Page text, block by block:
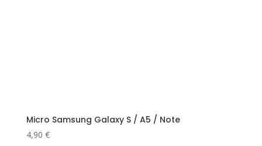
Micro Samsung Galaxy S / A5 / Note
4,90 €